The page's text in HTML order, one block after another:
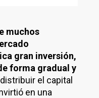
muchos
gran inversión,
forma gradual y
el capital
en una